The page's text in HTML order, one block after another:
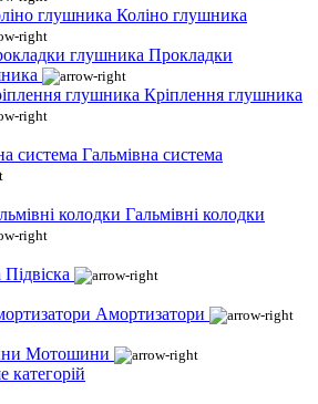
Коліно глушника
Прокладки
Кріплення глушника
Гальмівна система
Гальмівні колодки
Підвіска
Амортизатори
Мотошини
категорій